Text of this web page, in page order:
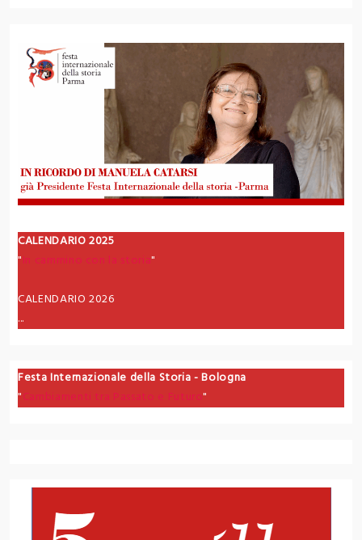
CALENDARIO 2025
"In cammino con la storia"
CALENDARIO 2026
...
Festa Internazionale della Storia - Bologna
"Cambiamenti tra Passato e Futuro"